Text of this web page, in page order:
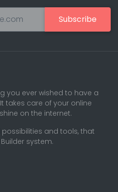
Subscribe
you ever wished to have a
takes care of your online
on the internet.
and tools, that
system.